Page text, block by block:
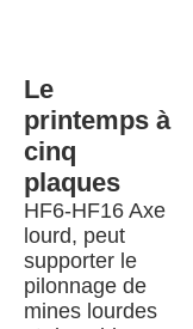
Le
printemps à
cinq
plaques
HF6-HF16 Axe
lourd, peut
supporter le
pilonnage de
mines lourdes